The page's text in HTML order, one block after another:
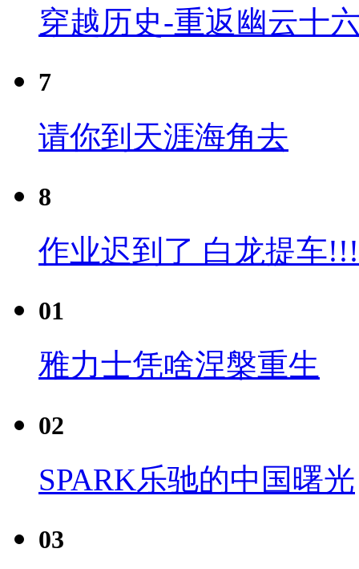
穿越历史-重返幽云十
7
请你到天涯海角去
8
作业迟到了 白龙提车
01
雅力士凭啥涅槃重生
02
SPARK乐驰的中国曙光
03